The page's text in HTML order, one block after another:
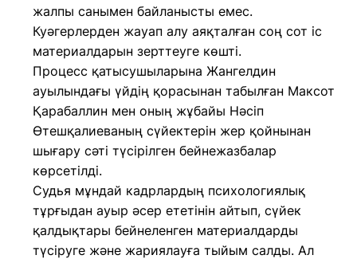
жалпы санымен байланысты емес.
Куәгерлерден жауап алу аяқталған соң сот іс
материалдарын зерттеуге көшті.
Процесс қатысушыларына Жангелдин
ауылындағы үйдің қорасынан табылған Максот
Қарабаллин мен оның жұбайы Нәсіп
Өтешқалиеваның сүйектерін жер қойнынан
шығару сәті түсірілген бейнежазбалар
көрсетілді.
Судья мұндай кадрлардың психологиялық
тұрғыдан ауыр әсер ететінін айтып, сүйек
қалдықтары бейнеленген материалдарды
түсіруге және жариялауға тыйым салды. Ал